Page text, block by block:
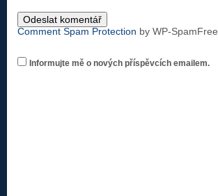
Comment Spam Protection by WP-SpamFree
Informujte mě o nových příspěvcích emailem.